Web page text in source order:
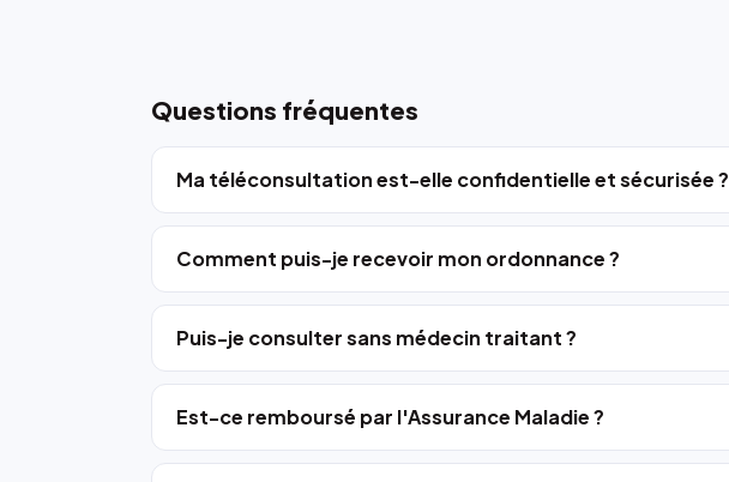
Questions fréquentes
Ma téléconsultation est-elle confidentielle et sécurisée ?
Comment puis-je recevoir mon ordonnance ?
Puis-je consulter sans médecin traitant ?
Est-ce remboursé par l'Assurance Maladie ?